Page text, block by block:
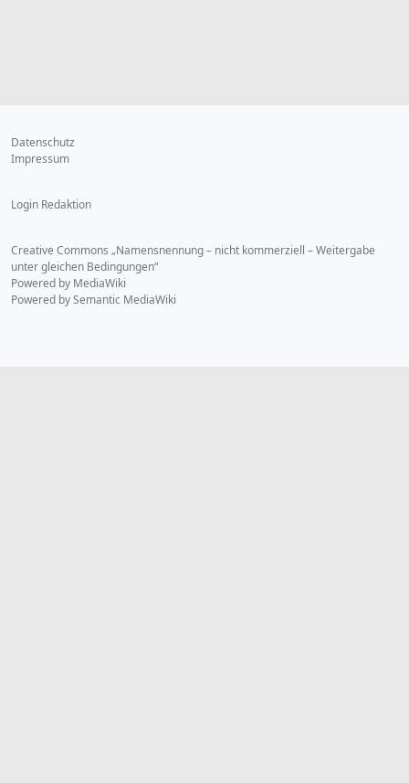
Datenschutz
Impressum
Login Redaktion
Creative Commons „Namensnennung – nicht kommerziell – Weitergabe
unter gleichen Bedingungen“
Powered by MediaWiki
Powered by Semantic MediaWiki